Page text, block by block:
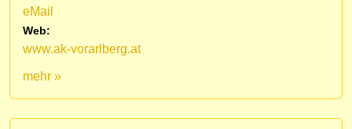
eMail
Web:
www.ak-vorarlberg.at
mehr »